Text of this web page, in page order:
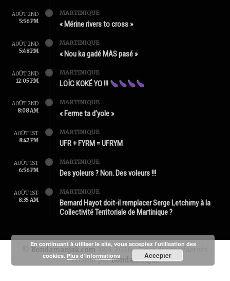
AOÛT 2ND
5:56 PM
MARTINIQUE
« Mérine rivers to cross »
AOÛT 2ND
5:48 PM
MARTINIQUE
« Nou ka gadé MAS pasé »
AOÛT 2ND
12:05 PM
MARTINIQUE
LOÏC KOKÉ YO !!!
AOÛT 2ND
8:08 AM
MARTINIQUE
« Ferme ta d’yole »
AOÛT 1ST
8:42 PM
MARTINIQUE
UFR + FYRM = UFRYM
AOÛT 1ST
6:56 PM
MARTINIQUE
Des yoleurs ? Non. Des voleurs !!!
AOÛT 1ST
8:35 AM
MARTINIQUE
Bernard Hayot doit-il remplacer Serge Letchimy à la
Collectivité Territoriale de Martinique ?
Bondamanjak.com 1994-2020 - Tous droits réservés
Produit parBondamanjak
En continuant à utiliser le site, vous acceptez l’utilisation des
cookies. Plus d’informations Accepter